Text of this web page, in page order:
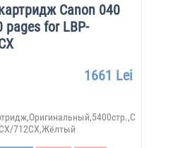
Canon 040
pages for LBP-
1661 Lei
712CX,Жёлтый